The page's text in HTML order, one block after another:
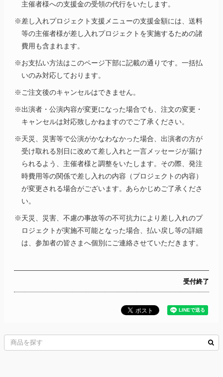
主催者様への支援金の受領の代行をいたします。
※差し入れプロジェクト支援メニューの支援金額には、送料
等の主催者様が差し入れプロジェクトを実施するための諸
費用も含まれます。
※お支払い方法はこのページ下部に記載の通りです。一括払
いのみ対応しております。
※ご注文後のキャンセルはできません。
※出演者・公演内容が変更になった場合でも、注文の変更・
キャンセルは対応致しかねますのでご了承ください。
※天災、災害等で公演がかなわなかった場合、出演者の方が
受け取れる別日に改めて差し入れと一言メッセージが届け
られるよう、主催者様と調整をいたします。その際、発注
時費用等の関係で差し入れの内容（プロジェクトの内容）
が変更される場合がございます。あらかじめご了承くださ
い。
※天災、災害、不慮の事故等の不可抗力により差し入れのプ
ロジェクトが実施不可能となった場合、払い戻し等の詳細
は、参加者の皆さまへ個別にご連絡させていただきます。
受付終了